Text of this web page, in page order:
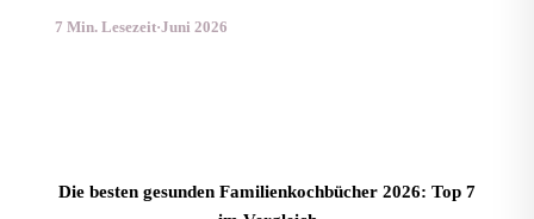
7 Min. Lesezeit·Juni 2026
Die besten gesunden Familienkochbücher 2026: Top 7